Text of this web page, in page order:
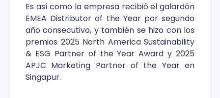
Es así como la empresa recibió el galardón
EMEA Distributor of the Year por segundo
año consecutivo, y también se hizo con los
premios 2025 North America Sustainability
& ESG Partner of the Year Award y 2025
APJC Marketing Partner of the Year en
Singapur.